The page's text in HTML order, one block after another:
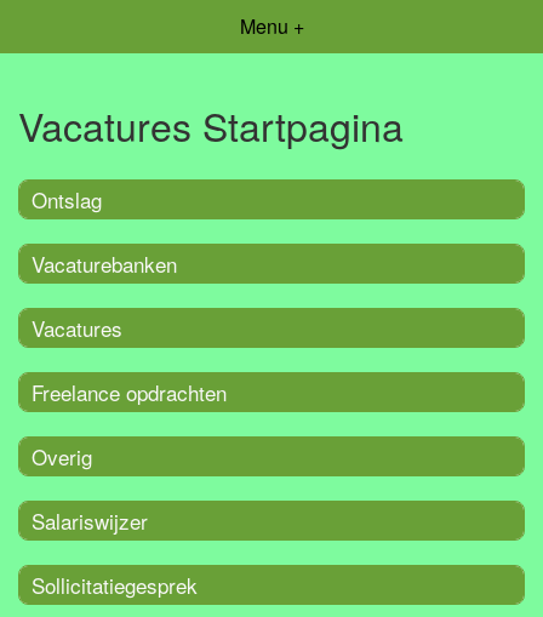
Menu +
Vacatures Startpagina
Ontslag
Vacaturebanken
Vacatures
Freelance opdrachten
Overig
Salariswijzer
Sollicitatiegesprek